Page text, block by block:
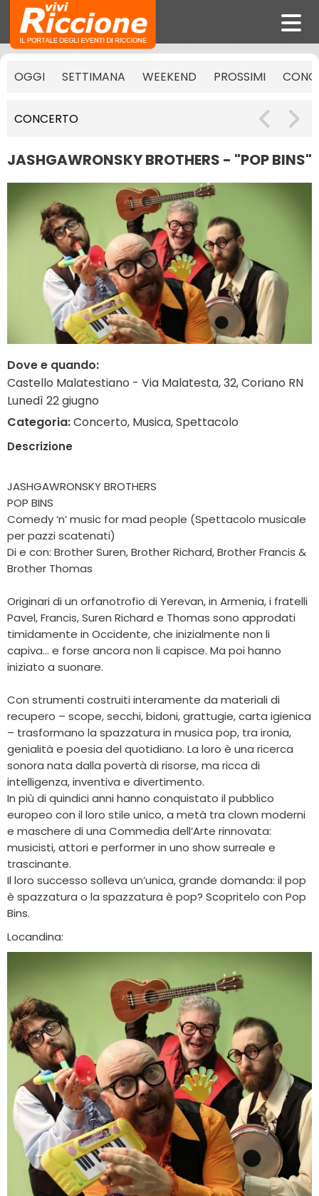
OGGI SETTIMANA WEEKEND PROSSIMI
CONCERTO
JASHGAWRONSKY BROTHERS - "POP BINS"
Dove e quando:
Castello Malatestiano - Via Malatesta, 32, Coriano RN
Lunedì 22 giugno
Categoria:Concerto, Musica, Spettacolo
Descrizione
JASHGAWRONSKY BROTHERS
POP BINS
Comedy ‘n’ music for mad people (Spettacolo musicale
per pazzi scatenati)
Di e con: Brother Suren, Brother Richard, Brother Francis &
Brother Thomas
Originari di un orfanotrofio di Yerevan, in Armenia, i fratelli
Pavel, Francis, Suren Richard e Thomas sono approdati
timidamente in Occidente, che inizialmente non li
capiva… e forse ancora non li capisce. Ma poi hanno
iniziato a suonare.
Con strumenti costruiti interamente da materiali di
recupero – scope, secchi, bidoni, grattugie, carta igienica
– trasformano la spazzatura in musica pop, tra ironia,
genialità e poesia del quotidiano. La loro è una ricerca
sonora nata dalla povertà di risorse, ma ricca di
intelligenza, inventiva e divertimento.
In più di quindici anni hanno conquistato il pubblico
europeo con il loro stile unico, a metà tra clown moderni
e maschere di una Commedia dell’Arte rinnovata:
musicisti, attori e performer in uno show surreale e
trascinante.
Il loro successo solleva un’unica, grande domanda: il pop
è spazzatura o la spazzatura è pop? Scopritelo con Pop
Bins.
Locandina: